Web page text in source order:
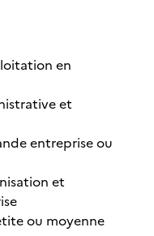
en
et
entreprise ou
et
ou moyenne